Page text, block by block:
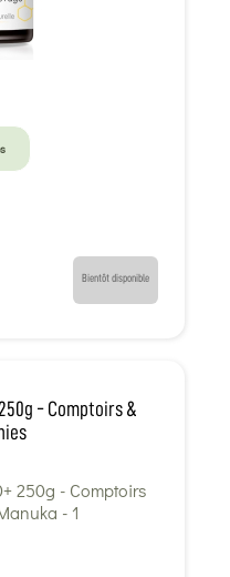
Bientôt disponible
- Comptoirs &